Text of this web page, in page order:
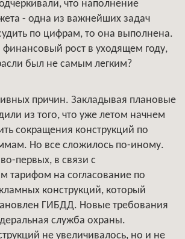
что наполнение
- одна из важнейших задач
по цифрам, то она выполнена.
рост в уходящем году,
был не самым легким?
причин. Закладывая плановые
из того, что уже летом начнем
сокращения конструкций по
Но все сложилось по-иному.
первых, в связи с
тарифом на согласование по
конструкций, который
ГИБДД. Новые требования
служба охраны.
не увеличивалось, но и не